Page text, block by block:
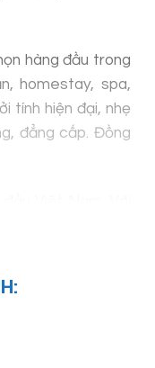
hàng đầu trong
homestay, spa,
tính hiện đại, nhẹ
đẳng cấp. Đồng
cho 50.000+